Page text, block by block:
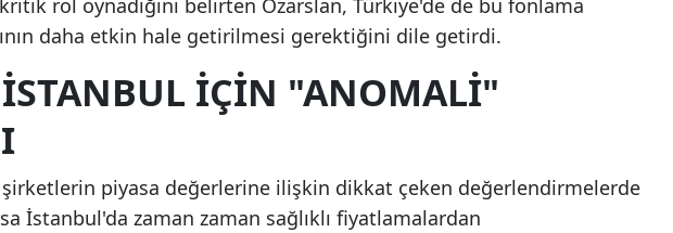
rol oynadığını belirten Özarslan, Türkiye'de de bu fonlama
daha etkin hale getirilmesi gerektiğini dile getirdi.
İSTANBUL IÇIN "ANOMALI"
şirketlerin piyasa değerlerine ilişkin dikkat çeken değerlendirmelerde
İstanbul'da zaman zaman sağlıklı fiyatlamalardan